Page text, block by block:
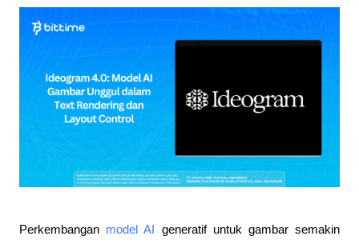
Perkembangan model AI
generatif untuk gambar semakin